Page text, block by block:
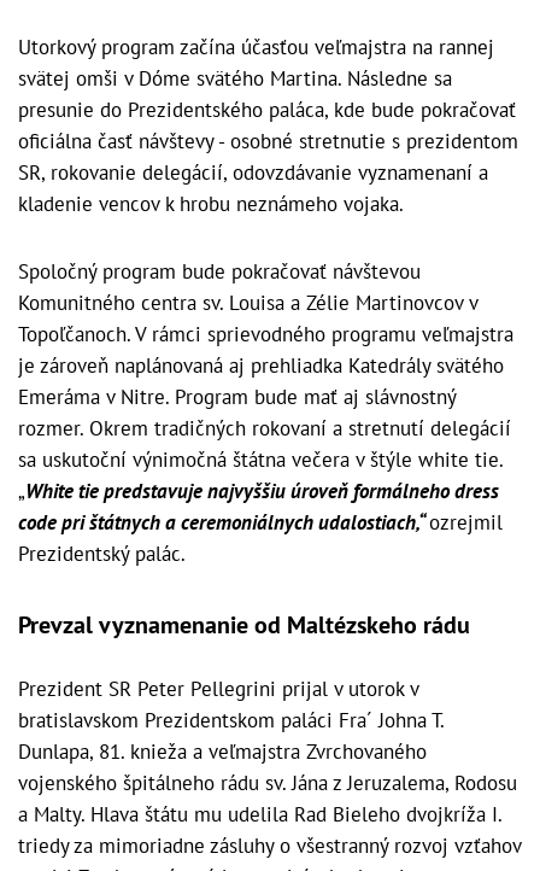
Utorkový program začína účasťou veľmajstra na rannej
svätej omši v Dóme svätého Martina. Následne sa
presunie do Prezidentského paláca, kde bude pokračovať
oficiálna časť návštevy - osobné stretnutie s prezidentom
SR, rokovanie delegácií, odovzdávanie vyznamenaní a
kladenie vencov k hrobu neznámeho vojaka.
Spoločný program bude pokračovať návštevou
Komunitného centra sv. Louisa a Zélie Martinovcov v
Topoľčanoch. V rámci sprievodného programu veľmajstra
je zároveň naplánovaná aj prehliadka Katedrály svätého
Emeráma v Nitre. Program bude mať aj slávnostný
rozmer. Okrem tradičných rokovaní a stretnutí delegácií
sa uskutoční výnimočná štátna večera v štýle white tie.
„White tie predstavuje najvyššiu úroveň formálneho dress
code pri štátnych a ceremoniálnych udalostiach,“ozrejmil
Prezidentský palác.
Prevzal vyznamenanie od Maltézskeho rádu
Prezident SR Peter Pellegrini prijal v utorok v
bratislavskom Prezidentskom paláci Fra´ Johna T.
Dunlapa, 81. knieža a veľmajstra Zvrchovaného
vojenského špitálneho rádu sv. Jána z Jeruzalema, Rodosu
a Malty. Hlava štátu mu udelila Rad Bieleho dvojkríža I.
triedy za mimoriadne zásluhy o všestranný rozvoj vzťahov